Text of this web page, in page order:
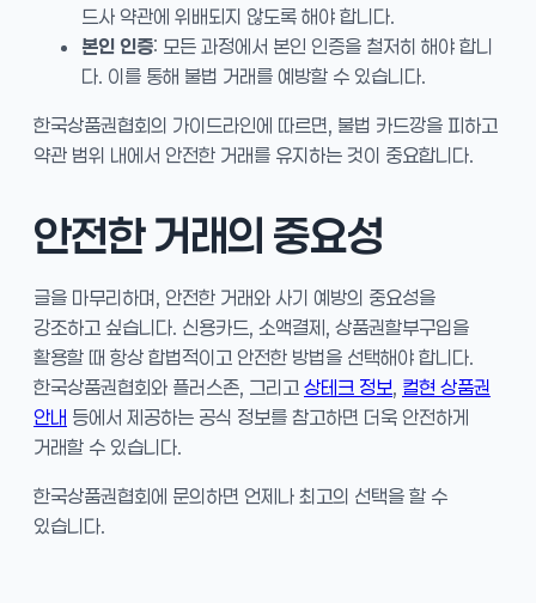
드사 약관에 위배되지 않도록 해야 합니다.
본인 인증: 모든 과정에서 본인 인증을 철저히 해야 합니
다. 이를 통해 불법 거래를 예방할 수 있습니다.
한국상품권협회의 가이드라인에 따르면, 불법 카드깡을 피하고
약관 범위 내에서 안전한 거래를 유지하는 것이 중요합니다.
안전한 거래의 중요성
글을 마무리하며, 안전한 거래와 사기 예방의 중요성을
강조하고 싶습니다. 신용카드, 소액결제, 상품권할부구입을
활용할 때 항상 합법적이고 안전한 방법을 선택해야 합니다.
한국상품권협회와 플러스존, 그리고 상테크 정보, 컬현 상품권
안내 등에서 제공하는 공식 정보를 참고하면 더욱 안전하게
거래할 수 있습니다.
한국상품권협회에 문의하면 언제나 최고의 선택을 할 수
있습니다.